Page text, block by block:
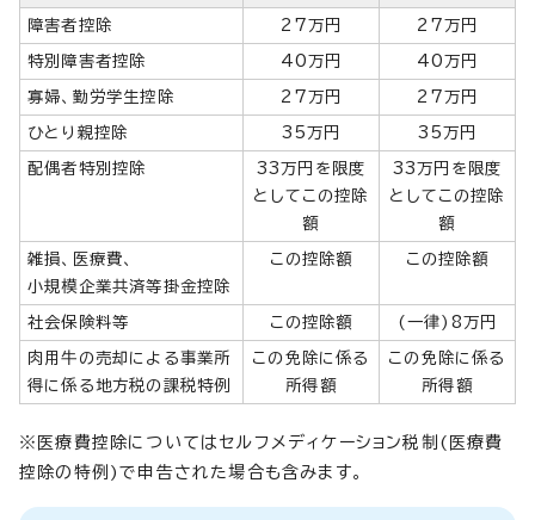
障害者控除 27万円 27万円
特別障害者控除 40万円 40万円
寡婦、勤労学生控除 27万円 27万円
ひとり親控除 35万円 35万円
配偶者特別控除
33万円を限度
としてこの控除
額
33万円を限度
としてこの控除
額
雑損、医療費、
小規模企業共済等掛金控除
この控除額 この控除額
社会保険料等 この控除額 (一律)8万円
肉用牛の売却による事業所
得に係る地方税の課税特例
この免除に係る
所得額
この免除に係る
所得額
※医療費控除についてはセルフメディケーション税制(医療費
控除の特例)で申告された場合も含みます。